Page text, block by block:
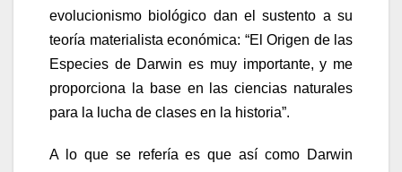
evolucionismo biológico dan el sustento a su
teoría materialista económica: “El Origen de las
Especies de Darwin es muy importante, y me
proporciona la base en las ciencias naturales
para la lucha de clases en la historia”.
A lo que se refería es que así como Darwin